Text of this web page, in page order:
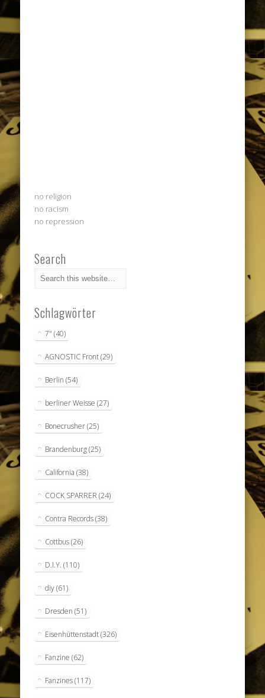
no religion
no racism
no repression
Search
Schlagwörter
7" (40)
AGNOSTIC Front(29)
Berlin (54)
berliner Weisse (27)
Bonecrusher(25)
Brandenburg(25)
California (38)
COCK SPARRER (24)
Contra Records(38)
Cottbus(26)
D.I.Y. (110)
diy(61)
Dresden (51)
Eisenhüttenstadt(326)
Fanzine (62)
Fanzines(117)